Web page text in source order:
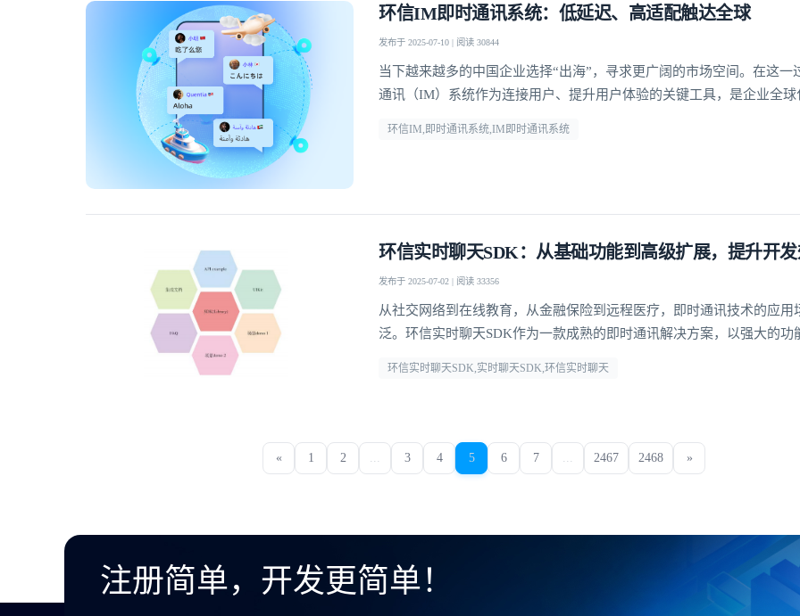
环信IM即时通讯系统：低延迟、高适配触达全球
发布于 2025-07-10 | 阅读 30844
当下越来越多的中国企业选择“出海”，寻求更广阔的市场空间。在这一
通讯（IM）系统作为连接用户、提升用户体验的关键工具，是企业全球
环信IM,即时通讯系统,IM即时通讯系统
环信实时聊天SDK：从基础功能到高级扩展，提升开
发布于 2025-07-02 | 阅读 33356
从社交网络到在线教育，从金融保险到远程医疗，即时通讯技术的应用
泛。环信实时聊天SDK作为一款成熟的即时通讯解决方案，以强大的功
环信实时聊天SDK,实时聊天SDK,环信实时聊天
« 1 2 3 4 5 6 7 2467 2468 »
注册简单，开发更简单！